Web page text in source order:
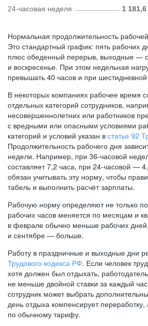
24-часовая неделя
1 181,6
Нормальная продолжительность
Это стандартный график: пять рабочих
плюс обеденный перерыв, выходные —
и воскресенье. При этом недельная
превышать 40 часов и при
В некоторых компаниях рабочее время
отдельных категорий сотрудников,
несовершеннолетних или работников
с вредными или опасными условиями
категорий и условий указан в статье 92
Продолжительность рабочего дня
недели. Например, при 36-часовой
составляет 7,2 часа, при 24-часовой —
обязан учитывать эту норму, чтобы
табель и выполнить расчёт зарплаты.
Рабочую норму определяют не только
рабочих часов меняется по месяцам и
в феврале обычно меньше рабочих
и сентябре — больше.
Работу в праздничные и выходные дни
Трудового кодекса РФ. Если человек
хотя должен был отдыхать,
не меньше двойной ставки за каждый
сотрудник может выбрать
день отдыха компенсирует переработку,
по обычному тарифу.